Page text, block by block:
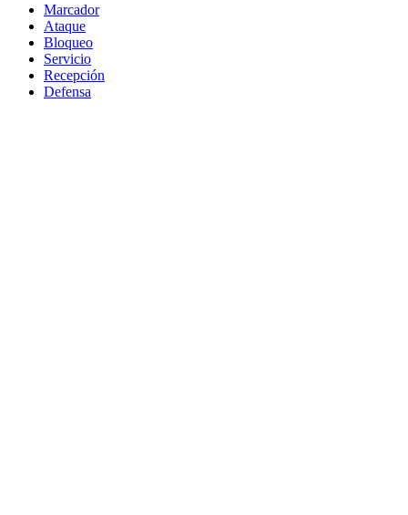
Marcador
Ataque
Bloqueo
Servicio
Recepción
Defensa